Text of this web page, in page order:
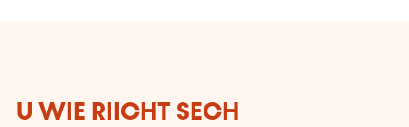
U WIE RIICHT SECH